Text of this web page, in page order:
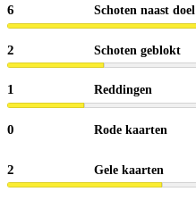
6 Schoten naast doel
2 Schoten geblokt
1 Reddingen
0 Rode kaarten
2 Gele kaarten